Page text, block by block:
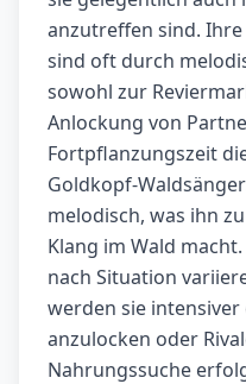
anzutreffen sind.
sind oft durch
sowohl zur
Anlockung von
Fortpflanzungszeit
Goldkopf-
melodisch, was ihn
Klang im Wald
nach Situation
werden sie
anzulocken oder
Nahrungssuche